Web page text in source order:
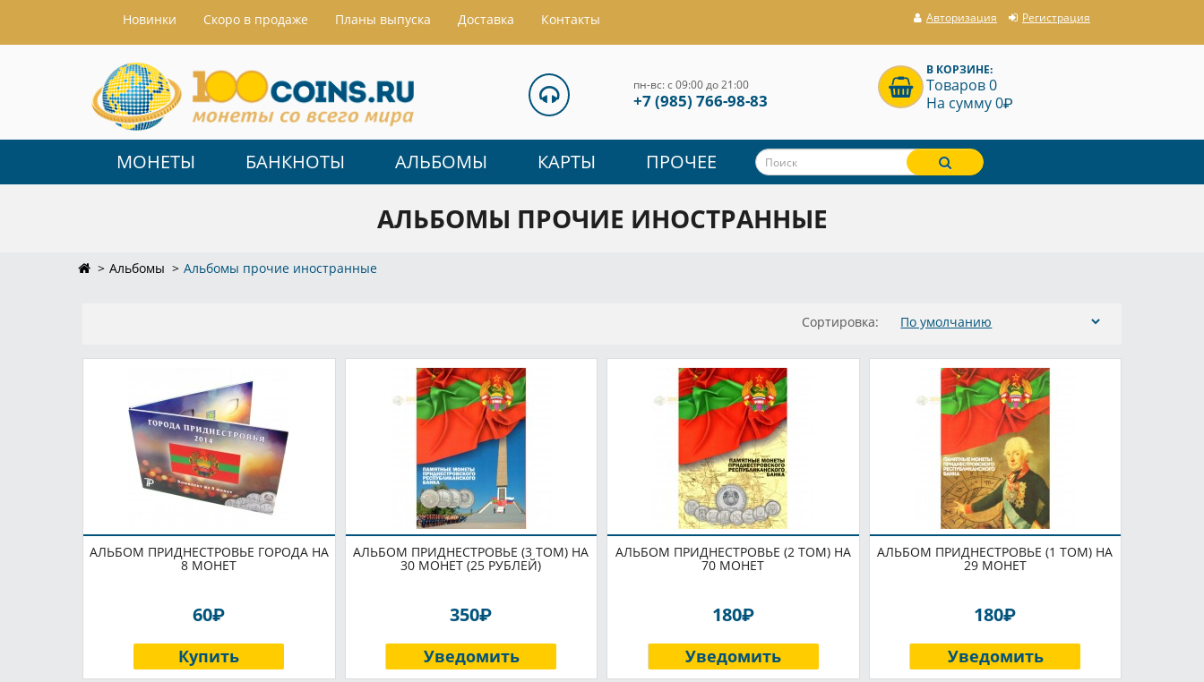
Hовинки Скоро в продаже Планы выпуска Доставка Контакты Авторизация Регистрация
пн-вс: с 09:00 до 21:00
+7 (985) 766-98-83
В КОРЗИНЕ:
Товаров 0
На сумму 0P
МОНЕТЫ БАНКНОТЫ АЛЬБОМЫ КАРТЫ ПРОЧЕЕ
АЛЬБОМЫ ПРОЧИЕ ИНОСТРАННЫЕ
Альбомы Альбомы прочие иностранные
Сортировка:
АЛЬБОМ ПРИДНЕСТРОВЬЕ ГОРОДА НА
8 МОНЕТ
60P
Купить
АЛЬБОМ ПРИДНЕСТРОВЬЕ (3 ТОМ) НА
30 МОНЕТ (25 РУБЛЕЙ)
350P
Уведомить
АЛЬБОМ ПРИДНЕСТРОВЬЕ (2 ТОМ) НА
70 МОНЕТ
180P
Уведомить
АЛЬБОМ ПРИДНЕСТРОВЬЕ (1 ТОМ) НА
29 МОНЕТ
180P
Уведомить